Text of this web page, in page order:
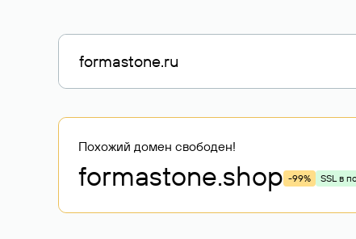
Похожий домен свободен!
formastone.shop -99% SSL в